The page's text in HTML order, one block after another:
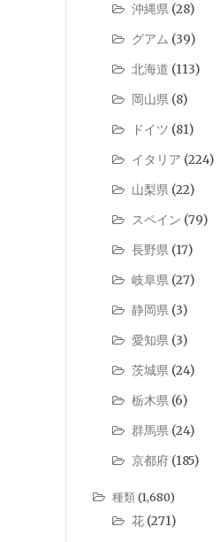
沖縄県 (28)
グアム (39)
北海道 (113)
岡山県 (8)
ドイツ (81)
イタリア (224)
山梨県 (22)
スペイン (79)
長野県 (17)
岐阜県 (27)
静岡県 (3)
愛知県 (3)
茨城県 (24)
栃木県 (6)
群馬県 (24)
京都府 (185)
種類(1,680)
花 (271)